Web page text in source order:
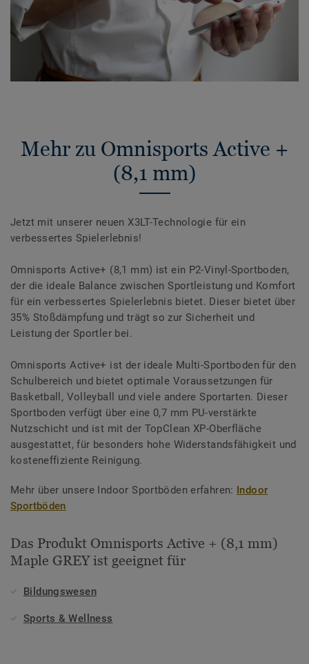
Mehr zu Omnisports Active +
(8,1 mm)
Jetzt mit unserer neuen X3LT-Technologie für ein
verbessertes Spielerlebnis!
Omnisports Active+ (8,1 mm) ist ein P2-Vinyl-Sportboden,
der die ideale Balance zwischen Sportleistung und Komfort
für ein verbessertes Spielerlebnis bietet. Dieser bietet über
35% Stoßdämpfung und trägt so zur Sicherheit und
Leistung der Sportler bei.
Omnisports Active+ ist der ideale Multi-Sportboden für den
Schulbereich und bietet optimale Voraussetzungen für
Basketball, Volleyball und viele andere Sportarten. Dieser
Sportboden verfügt über eine 0,7 mm PU-verstärkte
Nutzschicht und ist mit der TopClean XP-Oberfläche
ausgestattet, für besonders hohe Widerstandsfähigkeit und
kosteneffiziente Reinigung.
Mehr über unsere Indoor Sportböden erfahren: Indoor
Sportböden
Das Produkt Omnisports Active + (8,1 mm)
Maple GREY ist geeignet für
Bildungswesen
Sports & Wellness